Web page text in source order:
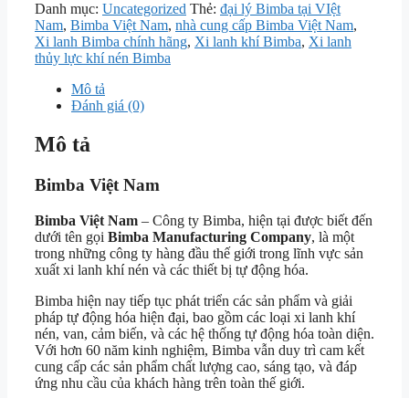
Danh mục: Uncategorized Thẻ: đại lý Bimba tại VIệt
Nam, Bimba Việt Nam, nhà cung cấp Bimba Việt Nam,
Xi lanh Bimba chính hãng, Xi lanh khí Bimba, Xi lanh
thủy lực khí nén Bimba
Mô tả
Đánh giá (0)
Mô tả
Bimba Việt Nam
Bimba Việt Nam – Công ty Bimba, hiện tại được biết đến
dưới tên gọi Bimba Manufacturing Company, là một
trong những công ty hàng đầu thế giới trong lĩnh vực sản
xuất xi lanh khí nén và các thiết bị tự động hóa.
Bimba hiện nay tiếp tục phát triển các sản phẩm và giải
pháp tự động hóa hiện đại, bao gồm các loại xi lanh khí
nén, van, cảm biến, và các hệ thống tự động hóa toàn diện.
Với hơn 60 năm kinh nghiệm, Bimba vẫn duy trì cam kết
cung cấp các sản phẩm chất lượng cao, sáng tạo, và đáp
ứng nhu cầu của khách hàng trên toàn thế giới.